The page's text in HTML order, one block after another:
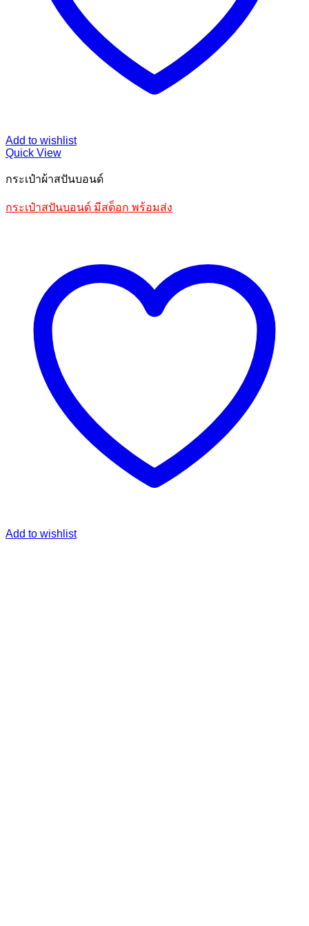
Add to wishlist
Quick View
กระเป๋าผ้าสปันบอนด์
กระเป๋าสปันบอนด์ มีสต็อก พร้อมส่ง
Add to wishlist